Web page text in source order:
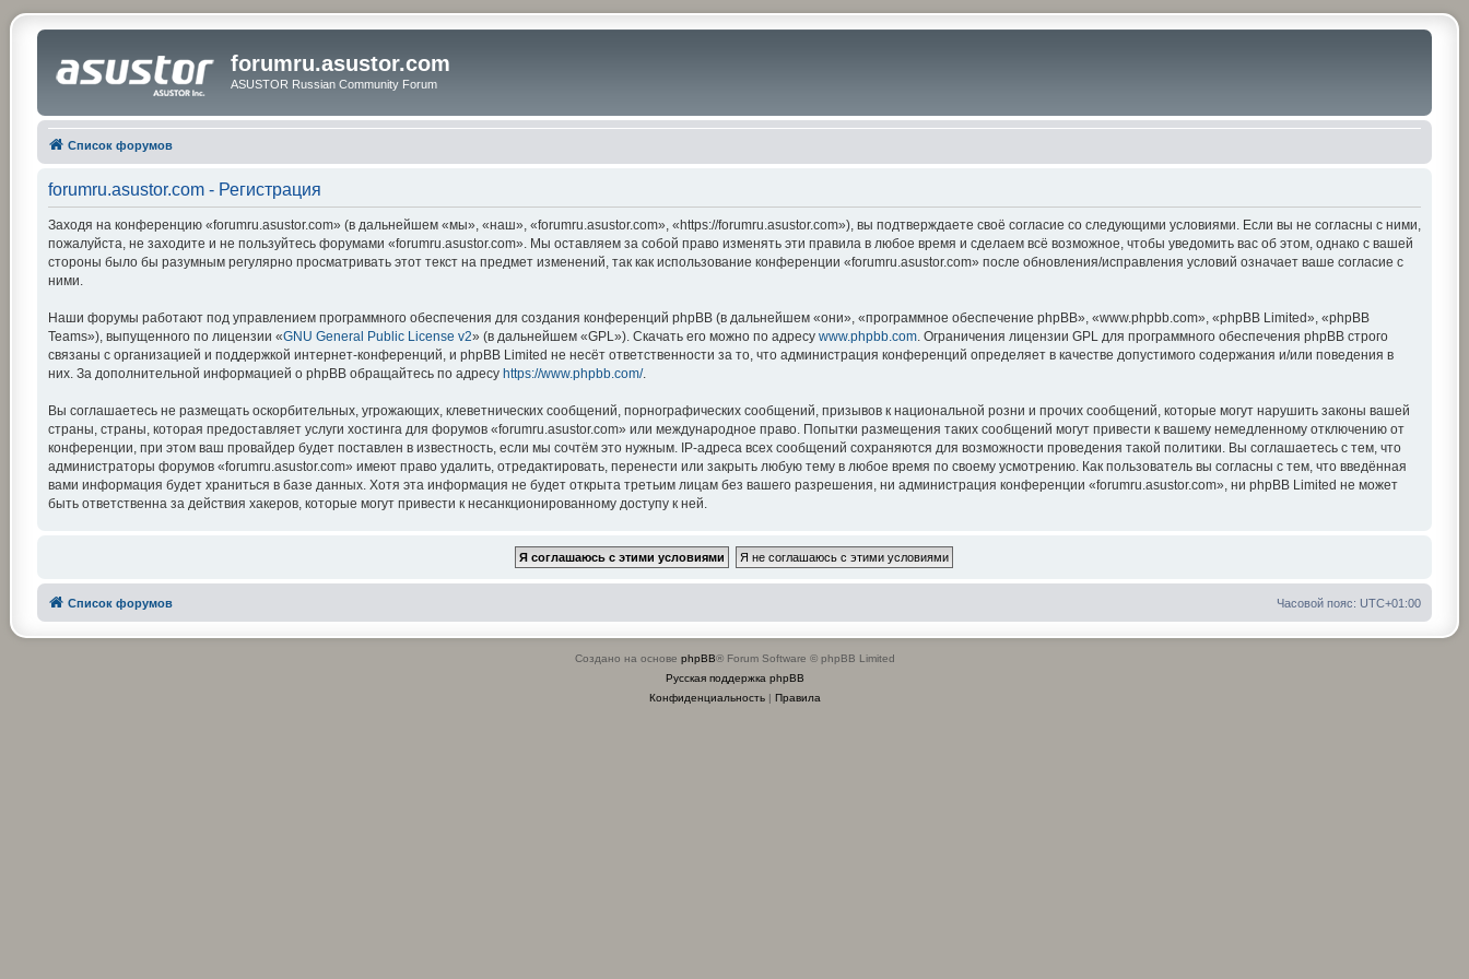
forumru.asustor.com
ASUSTOR Russian Community Forum
Список форумов
forumru.asustor.com - Регистрация
Заходя на конференцию «forumru.asustor.com» (в дальнейшем «мы», «наш», «forumru.asustor.com», «https://forumru.asustor.com»), вы подтверждаете своё согласие со следующими условиями. Если вы не согласны с ними,
пожалуйста, не заходите и не пользуйтесь форумами «forumru.asustor.com». Мы оставляем за собой право изменять эти правила в любое время и сделаем всё возможное, чтобы уведомить вас об этом, однако с вашей
стороны было бы разумным регулярно просматривать этот текст на предмет изменений, так как использование конференции «forumru.asustor.com» после обновления/исправления условий означает ваше согласие с
ними.
Наши форумы работают под управлением программного обеспечения для создания конференций phpBB (в дальнейшем «они», «программное обеспечение phpBB», «www.phpbb.com», «phpBB Limited», «phpBB
Teams»), выпущенного по лицензии «GNU General Public License v2» (в дальнейшем «GPL»). Скачать его можно по адресу www.phpbb.com. Ограничения лицензии GPL для программного обеспечения phpBB строго
связаны с организацией и поддержкой интернет-конференций, и phpBB Limited не несёт ответственности за то, что администрация конференций определяет в качестве допустимого содержания и/или поведения в
них. За дополнительной информацией о phpBB обращайтесь по адресу https://www.phpbb.com/.
Вы соглашаетесь не размещать оскорбительных, угрожающих, клеветнических сообщений, порнографических сообщений, призывов к национальной розни и прочих сообщений, которые могут нарушить законы вашей
страны, страны, которая предоставляет услуги хостинга для форумов «forumru.asustor.com» или международное право. Попытки размещения таких сообщений могут привести к вашему немедленному отключению от
конференции, при этом ваш провайдер будет поставлен в известность, если мы сочтём это нужным. IP-адреса всех сообщений сохраняются для возможности проведения такой политики. Вы соглашаетесь с тем, что
администраторы форумов «forumru.asustor.com» имеют право удалить, отредактировать, перенести или закрыть любую тему в любое время по своему усмотрению. Как пользователь вы согласны с тем, что введённая
вами информация будет храниться в базе данных. Хотя эта информация не будет открыта третьим лицам без вашего разрешения, ни администрация конференции «forumru.asustor.com», ни phpBB Limited не может
быть ответственна за действия хакеров, которые могут привести к несанкционированному доступу к ней.
Список форумов Часовой пояс: UTC+01:00
Создано на основе phpBB® Forum Software © phpBB Limited
Русская поддержка phpBB
Конфиденциальность| Правила